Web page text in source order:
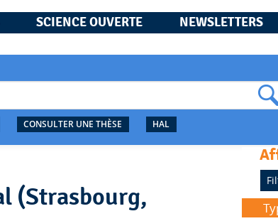
SCIENCE OUVERTE NEWSLETTERS
CONSULTER UNE THÈSE HAL